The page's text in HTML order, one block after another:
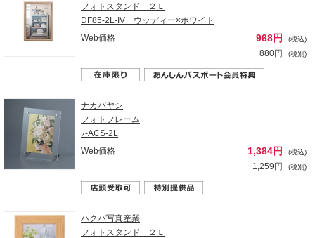
フォトスタンド ２Ｌ
DF85-2L-IV ウッディー×ホワイト
Web価格
968円 (税込)
880円 (税別)
ナカバヤシ
フォトフレーム
ﾌ-ACS-2L
Web価格
1,384円 (税込)
1,259円 (税別)
ハクバ写真産業
フォトスタンド ２Ｌ